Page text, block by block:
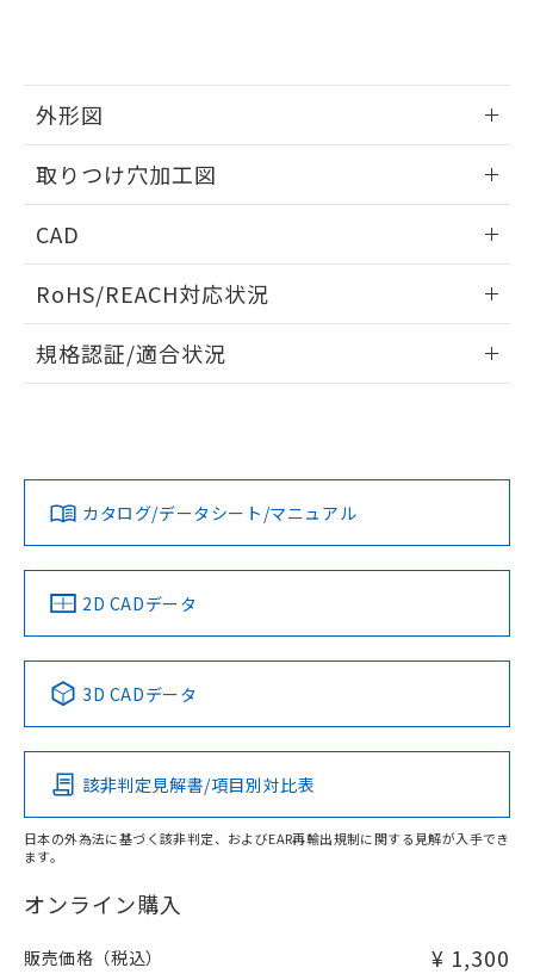
外形図
取りつけ穴加工図
CAD
ドすることができます。
ログイン/会員登録
ダウンロードデータをご利用いただく前に、以下を必ずお読
みください。
ソフトウェアの使用条件
RoHS/REACH対応状況
EU RoHS 注意事項・凡例
対応済み
中国 RoHS 注意事項・凡例
Pb Hg Cd Cr(VI)
O
在庫等で未対応品が混在する可能性があります。
問い合わせください。
規格認証/適合状況
カタログ/データシート/マニュアル
2D CADデータ
3D CADデータ
該非判定見解書/項目別対比表
日本の外為法に基づく該非判定、およびEAR再輸出規制に関する見解が入手でき
ます。
オンライン購入
販売価格（税込） ¥ 1,300
品・サービスに関するお客様との取
をご了承ください。
※当社の共同利用者とは、
下記の非含有証明書をダウンロードするこ
とができます。
EU RoHS指令（10物質）の非含有証明書
51物質の非含有証明書（当社基準）
※本証明書は発行日時点で非含有を証明す
ものではありません。
また、RoHS指令のフタル酸エステル類４
物質の対応では、対応完了までの期間は出
欄に対応日を記載しておりました。
既に当社にて対応品への在庫切替を完了